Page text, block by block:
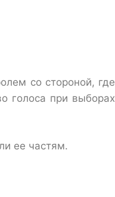
со стороной, где
голоса при выборах
ее частям.